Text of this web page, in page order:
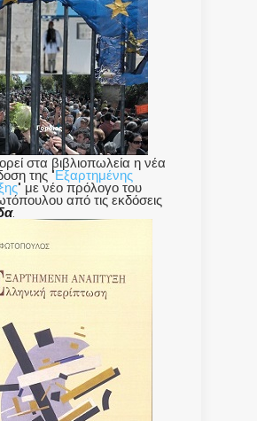
στα βιβλιοπωλεία η νέα
της "Εξαρτημένης
" με νέο πρόλογο του
από τις εκδόσεις
.